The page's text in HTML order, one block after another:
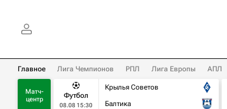
Главное Лига Чемпионов РПЛ Лига Европы АПЛ
Матч-
центр
Футбол
08.08 15:30
Крылья Советов
Балтика